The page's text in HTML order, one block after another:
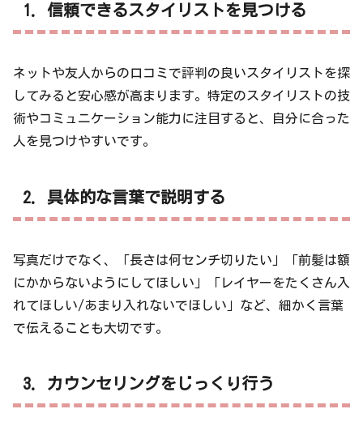
1. 信頼できるスタイリストを見つける
ネットや友人からの口コミで評判の良いスタイリストを探
してみると安心感が高まります。特定のスタイリストの技
術やコミュニケーション能力に注目すると、自分に合った
人を見つけやすいです。
2. 具体的な言葉で説明する
写真だけでなく、「長さは何センチ切りたい」「前髪は額
にかからないようにしてほしい」「レイヤーをたくさん入
れてほしい/あまり入れないでほしい」など、細かく言葉
で伝えることも大切です。
3. カウンセリングをじっくり行う